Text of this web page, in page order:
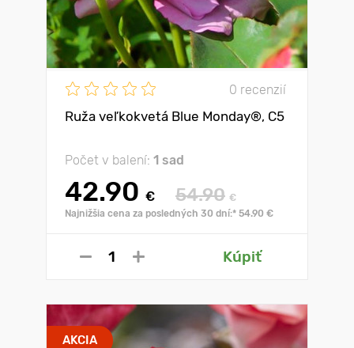
0 recenzií
Ruža veľkokvetá Blue Monday®, C5
Počet v balení: 1 sad
42.90 € 54.90 €
Najnižšia cena za posledných 30 dní:* 54.90 €
Kúpiť
AKCIA